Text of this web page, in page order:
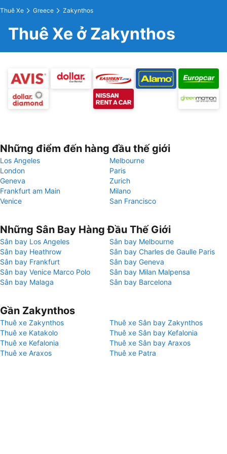
Thuê Xe Greece Zakynthos
Thuê Xe ở Zakynthos
Những điểm đến hàng đầu thế giới
Los Angeles
Melbourne
London
Paris
Geneva
Zurich
Frankfurt am Main
Milano
Venice
San Francisco
Những Sân Bay Hàng Đầu Thế Giới
Sân bay Los Angeles
Sân bay Melbourne
Sân bay Heathrow
Sân bay Charles de Gaulle Paris
Sân bay Frankfurt
Sân bay Geneva
Sân bay Venice Marco Polo
Sân bay Milan Malpensa
Sân bay Malaga
Sân bay Barcelona
Gần Zakynthos
Thuê xe Zakynthos
Thuê xe Sân bay Zakynthos
Thuê xe Katakolo
Thuê xe Sân bay Kefalonia
Thuê xe Kefalonia
Thuê xe Sân bay Araxos
Thuê xe Araxos
Thuê xe Patra